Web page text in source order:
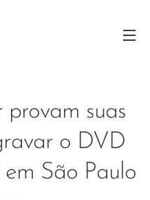
provam suas
o DVD
São Paulo